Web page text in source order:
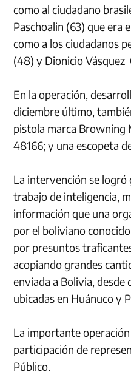
como al ciudadano
Paschoalin (63) que era
como a los ciudadanos
(48) y Dionicio Vásquez
En la operación,
diciembre último,
pistola marca Browning
48166; y una escopeta
La intervención se
trabajo de inteligencia,
información que una
por el boliviano
por presuntos
acopiando grandes
enviada a Bolivia, desde
ubicadas en Huánuco y
La importante
participación de
Público.